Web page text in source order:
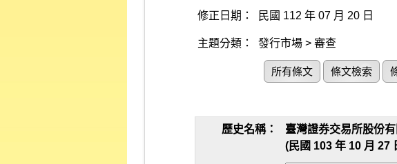
修正日期：
民國 112 年 07 月 20 日
主題分類： 發行市場 > 審查
所有條文 條文檢索
歷史名稱：
臺灣證券交易所股份
(民國 103 年 10 月 27